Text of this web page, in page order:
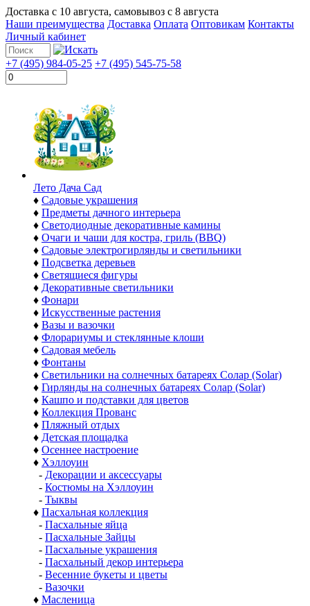
Доставка с 10 августа, самовывоз с 8 августа
Наши преимущества Доставка Оплата Оптовикам Контакты
Личный кабинет
+7 (495) 984-05-25 +7 (495) 545-75-58
Лето Дача Сад
♦ Садовые украшения
♦ Предметы дачного интерьера
♦ Светодиодные декоративные камины
♦ Очаги и чаши для костра, гриль (BBQ)
♦ Садовые электрогирлянды и светильники
♦ Подсветка деревьев
♦ Светящиеся фигуры
♦ Декоративные светильники
♦ Фонари
♦ Искусственные растения
♦ Вазы и вазочки
♦ Флорариумы и стеклянные клоши
♦ Садовая мебель
♦ Фонтаны
♦ Светильники на солнечных батареях Солар (Solar)
♦ Гирлянды на солнечных батареях Солар (Solar)
♦ Кашпо и подставки для цветов
♦ Коллекция Прованс
♦ Пляжный отдых
♦ Детская площадка
♦ Осеннее настроение
♦ Хэллоуин
- Декорации и аксессуары
- Костюмы на Хэллоуин
- Тыквы
♦ Пасхальная коллекция
- Пасхальные яйца
- Пасхальные Зайцы
- Пасхальные украшения
- Пасхальный декор интерьера
- Весенние букеты и цветы
- Вазочки
♦ Масленица